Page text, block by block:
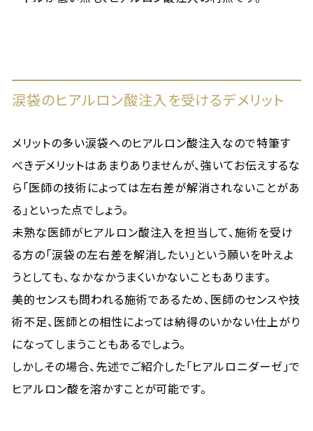
涙袋のヒアルロン酸注入を受けるデメリット
メリットの多い涙袋へのヒアルロン酸注入なので特筆す
べきデメリットはあまりありませんが、強いてお伝えするな
ら「医師の技術によっては左右差が解消されないことがあ
る」といった点でしょう。
未熟な医師がヒアルロン酸注入を担当して、施術を受け
る方の「涙袋の左右差を解消したい」という願いを叶えよ
うとしても、なかなかうまくいかないこともあります。
美的センスも問われる施術であるため、医師のセンスや技
術不足、医師との相性によっては納得のいかない仕上がり
になってしまうこともあるでしょう。
しかしその場合、先述でご紹介した「ヒアルロニダーゼ」で
ヒアルロン酸を溶かすことが可能です。